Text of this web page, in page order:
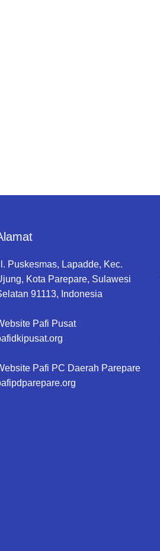
Puskesmas, Lapadde, Kec.
Kota Parepare, Sulawesi
91113, Indonesia
Pafi Pusat
Pafi PC Daerah Parepare